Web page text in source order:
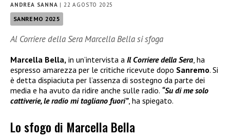
ANDREA SANNA | 22 AGOSTO 2025
SANREMO 2025
Al Corriere della Sera Marcella Bella si sfoga
Marcella Bella, in un’intervista a Il Corriere della Sera, ha
espresso amarezza per le critiche ricevute dopo Sanremo. Si
è detta dispiaciuta per l’assenza di sostegno da parte dei
media e ha avuto da ridire anche sulle radio. “Su di me solo
cattiverie, le radio mi tagliano fuori”, ha spiegato.
Lo sfogo di Marcella Bella